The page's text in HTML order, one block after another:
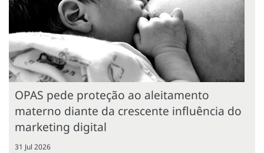
OPAS pede proteção ao aleitamento
materno diante da crescente influência do
marketing digital
31 Jul 2026